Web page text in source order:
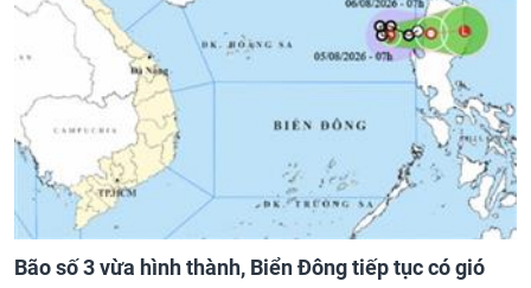
Bão số 3 vừa hình thành, Biển Đông tiếp tục có gió